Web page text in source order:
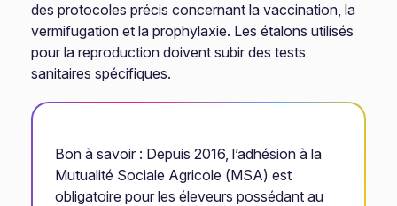
des protocoles précis concernant la vaccination, la
vermifugation et la prophylaxie. Les étalons utilisés
pour la reproduction doivent subir des tests
sanitaires spécifiques.
Bon à savoir : Depuis 2016, l’adhésion à la
Mutualité Sociale Agricole (MSA) est
obligatoire pour les éleveurs possédant au